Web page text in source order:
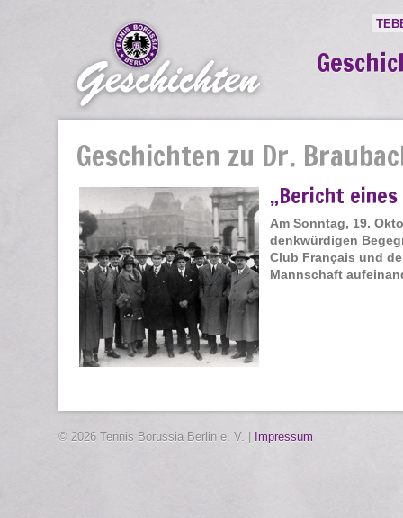
Geschichten zu Dr.
„Bericht
Am Sonntag, 19.
denkwürdigen
Club Français und
Mannschaft
© 2026 Tennis Borussia Berlin e. V. | Impressum